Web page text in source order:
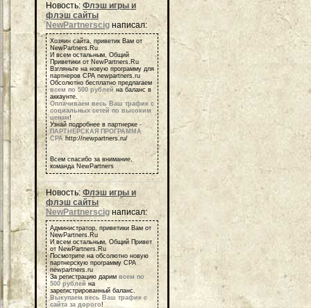
Новость: Флэш игры и
флэш сайты
NewPartnerscig написал:
Хозяин сайта, приветик Вам от
NewPartners.Ru
И всем остальным, Общий
Приветики от NewPartners.Ru
Взгляньте на новую программу для
партнеров СРА newpartners.ru
Обсолютно бесплатно предлагаем
всем по 500 рублей на баланс в
аккаунте.
Оплачиваем весь Ваш трафик с
социальных сетей по высоким
ценам!
Узнай подробнее в партнерке -
ПАРТНЕРСКАЯ ПРОГРАММА
СРА http://newpartners.ru/
Всем спасибо за внимание,
команда NewPartners
Новость: Флэш игры и
флэш сайты
NewPartnerscig написал:
Администратор, приветики Вам от
NewPartners.Ru
И всем остальным, Общий Привет
от NewPartners.Ru
Посмотрите на обсолютно новую
партнерскую программу СРА
newpartners.ru
За регистрацию дарим всем по
500 рублей на
зарегистрированный баланс.
Выкупаем весь Ваш трафик с
сайта за дорого!